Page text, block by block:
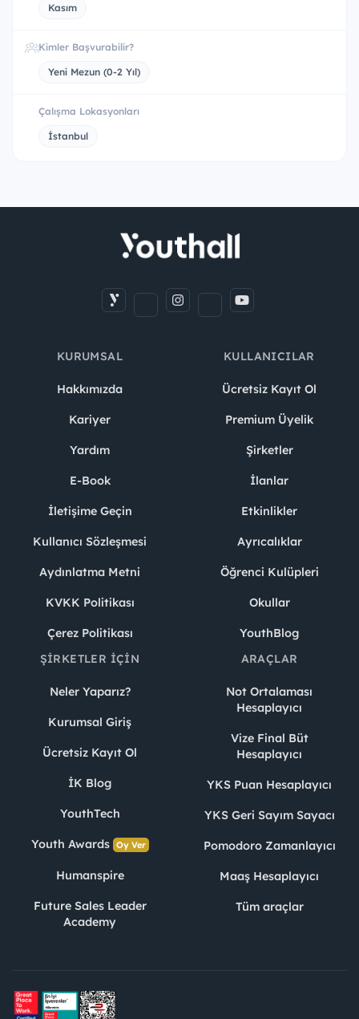
Kasım
Kimler Başvurabilir?
Yeni Mezun (0-2 Yıl)
Çalışma Lokasyonları
İstanbul
KURUMSAL
Hakkımızda
Kariyer
Yardım
E-Book
İletişime Geçin
Kullanıcı Sözleşmesi
Aydınlatma Metni
KVKK Politikası
Çerez Politikası
KULLANICILAR
Ücretsiz Kayıt Ol
Premium Üyelik
Şirketler
İlanlar
Etkinlikler
Ayrıcalıklar
Öğrenci Kulüpleri
Okullar
YouthBlog
ŞIRKETLER İÇIN
Neler Yaparız?
Kurumsal Giriş
Ücretsiz Kayıt Ol
İK Blog
YouthTech
Youth Awards Oy Ver
Humanspire
Future Sales Leader
Academy
ARAÇLAR
Not Ortalaması
Hesaplayıcı
Vize Final Büt
Hesaplayıcı
YKS Puan Hesaplayıcı
YKS Geri Sayım Sayacı
Pomodoro Zamanlayıcı
Maaş Hesaplayıcı
Tüm araçlar